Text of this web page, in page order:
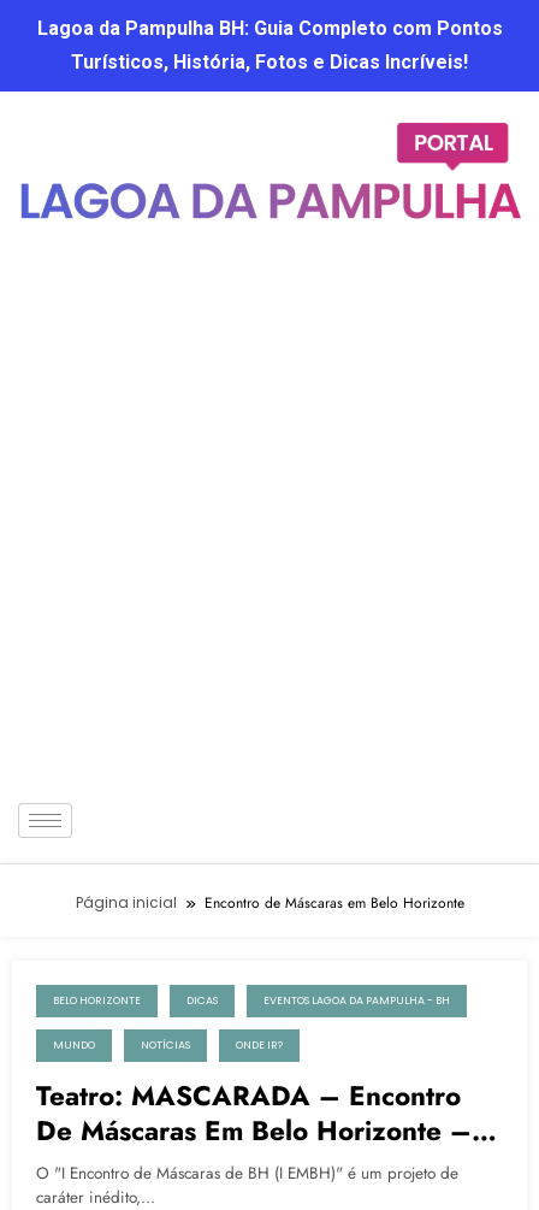
Lagoa da Pampulha BH: Guia Completo com Pontos
Turísticos, História, Fotos e Dicas Incríveis!
Página inicial Encontro de Máscaras em Belo Horizonte
14 de setembro de 2022
BELO HORIZONTE DICAS EVENTOS LAGOA DA PAMPULHA - BH
MUNDO NOTÍCIAS ONDE IR?
Teatro: MASCARADA – Encontro
De Máscaras Em Belo Horizonte –
TELÚRICAS
O "I Encontro de Máscaras de BH (I EMBH)" é um projeto de
caráter inédito,…